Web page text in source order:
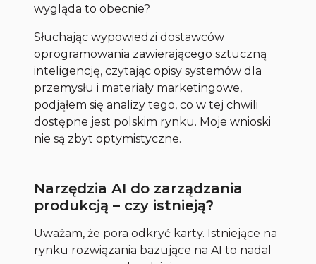
wygląda to obecnie?
Słuchając wypowiedzi dostawców
oprogramowania zawierającego sztuczną
inteligencję, czytając opisy systemów dla
przemysłu i materiały marketingowe,
podjąłem się analizy tego, co w tej chwili
dostępne jest polskim rynku. Moje wnioski
nie są zbyt optymistyczne.
Narzędzia AI do zarządzania
produkcją – czy istnieją?
Uważam, że pora odkryć karty. Istniejące na
rynku rozwiązania bazujące na AI to nadal